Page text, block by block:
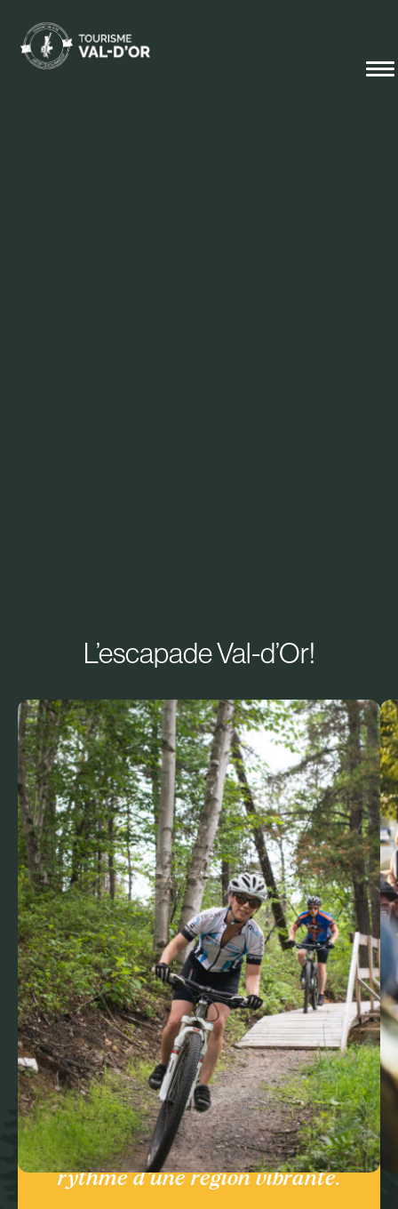
L’escapade Val-d’Or!
Ici, la nature respire à pleins
poumons, les lacs s’étirent à perte
de vue et la culture s’anime au
rythme d’une région vibrante.